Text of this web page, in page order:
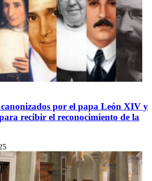
canonizados por el papa León XIV y
recibir el reconocimiento de la